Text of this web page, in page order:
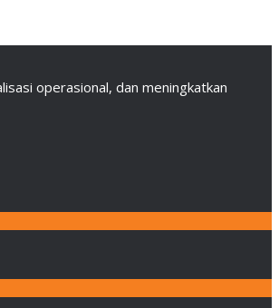
operasional, dan meningkatkan